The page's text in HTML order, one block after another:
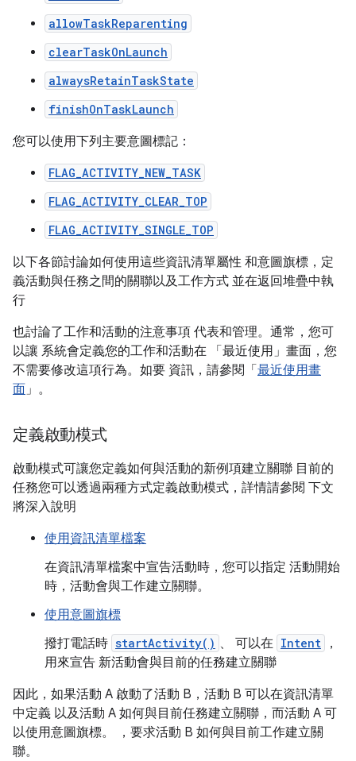
allowTaskReparenting
clearTaskOnLaunch
alwaysRetainTaskState
finishOnTaskLaunch
您可以使用下列主要意圖標記：
FLAG_ACTIVITY_NEW_TASK
FLAG_ACTIVITY_CLEAR_TOP
FLAG_ACTIVITY_SINGLE_TOP
以下各節討論如何使用這些資訊清單屬性 和意圖旗標，定
義活動與任務之間的關聯以及工作方式 並在返回堆疊中執
行
也討論了工作和活動的注意事項 代表和管理。通常，您可
以讓 系統會定義您的工作和活動在 「最近使用」畫面，您
不需要修改這項行為。如要 資訊，請參閱「 最近使用畫
面」。
定義啟動模式
啟動模式可讓您定義如何與活動的新例項建立關聯 目前的
任務您可以透過兩種方式定義啟動模式，詳情請參閱 下文
將深入說明
使用資訊清單檔案
在資訊清單檔案中宣告活動時，您可以指定 活動開始
時，活動會與工作建立關聯。
使用意圖旗標
撥打電話時 startActivity() 、 可以在 Intent
，
用來宣告 新活動會與目前的任務建立關聯
因此，如果活動 A 啟動了活動 B，活動 B 可以在資訊清單
中定義 以及活動 A 如何與目前任務建立關聯，而活動 A 可
以使用意圖旗標。 ，要求活動 B 如何與目前工作建立關
聯。